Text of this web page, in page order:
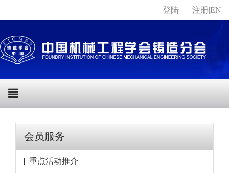
登陆 注册|EN
会员服务
重点活动推介